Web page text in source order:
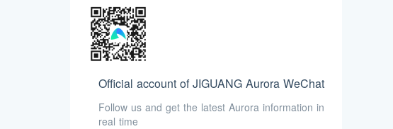
Official account of JIGUANG Aurora WeChat
Follow us and get the latest Aurora information in
real time